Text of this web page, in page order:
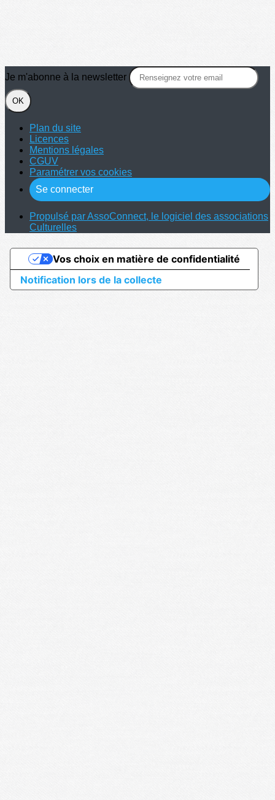
Je m'abonne à la newsletter
OK
Plan du site
Licences
Mentions légales
CGUV
Paramétrer vos cookies
Se connecter
Propulsé par AssoConnect, le logiciel des associations
Culturelles
Notification lors de la collecte
Vos choix en matière de confidentialité